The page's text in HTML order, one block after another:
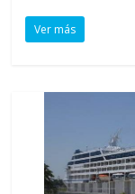
Ver más